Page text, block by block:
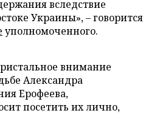
вследствие
Украины», – говорится
уполномоченного.
внимание
Александра
Ерофеева,
посетить их лично,